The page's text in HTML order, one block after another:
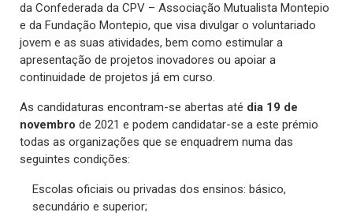
da Confederada da CPV – Associação Mutualista Montepio
e da Fundação Montepio, que visa divulgar o voluntariado
jovem e as suas atividades, bem como estimular a
apresentação de projetos inovadores ou apoiar a
continuidade de projetos já em curso.
As candidaturas encontram-se abertas até dia 19 de
novembro de 2021 e podem candidatar-se a este prémio
todas as organizações que se enquadrem numa das
seguintes condições:
Escolas oficiais ou privadas dos ensinos: básico,
secundário e superior;